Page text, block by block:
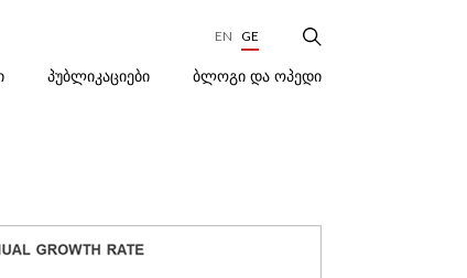
EN GE
ᲞᲣᲑᲚᲘᲙᲐᲪᲘᲔᲑᲘ ᲑᲚᲝᲒᲘ ᲓᲐ ᲝᲞᲔᲓᲘ